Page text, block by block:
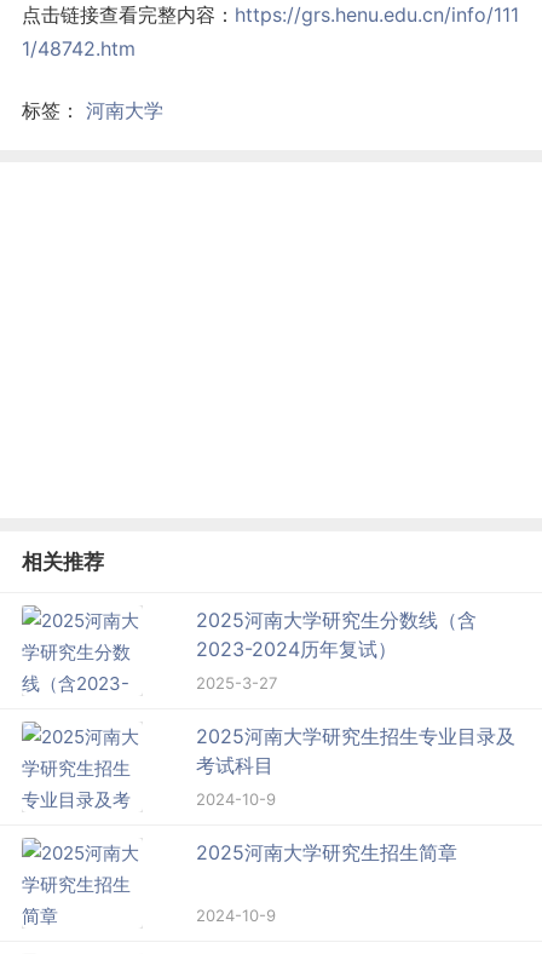
点击链接查看完整内容： https://grs.henu.edu.cn/info/111
1/48742.htm
标签： 河南大学
相关推荐
2025河南大学研究生分数线（含
2023-2024历年复试）
2025-3-27
2025河南大学研究生招生专业目录及
考试科目
2024-10-9
2025河南大学研究生招生简章
2024-10-9